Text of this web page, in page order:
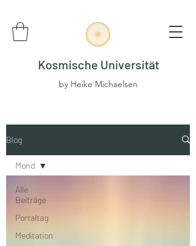
Kosmische Universität
by Heike Michaelsen
Blog
Alle
Beiträge
Portaltag
Meditation
Mond